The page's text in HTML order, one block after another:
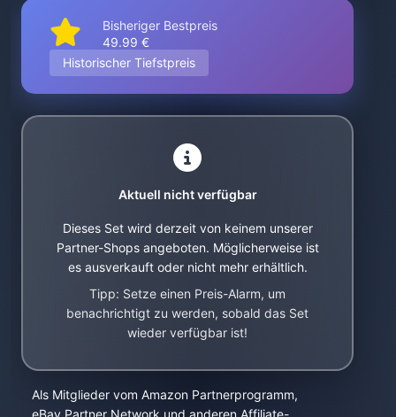
Bisheriger Bestpreis
49.99 €
Historischer Tiefstpreis
Aktuell nicht verfügbar
Dieses Set wird derzeit von keinem unserer
Partner-Shops angeboten. Möglicherweise ist
es ausverkauft oder nicht mehr erhältlich.
Tipp: Setze einen Preis-Alarm, um
benachrichtigt zu werden, sobald das Set
wieder verfügbar ist!
Als Mitglieder vom Amazon Partnerprogramm,
eBay Partner Network und anderen Affiliate-